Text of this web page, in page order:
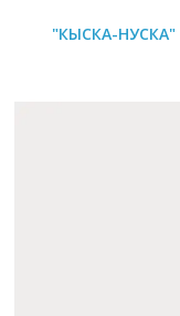
"КЫСКА-НУСКА"